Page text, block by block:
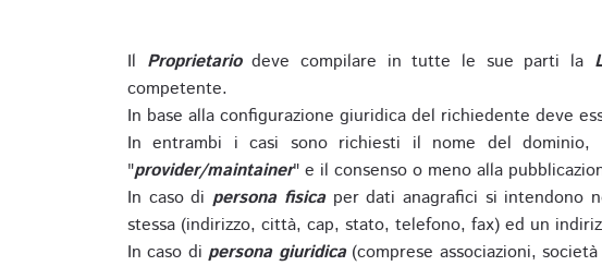
Il Proprietariodeve compilare in tutte le sue parti la
competente.
In base alla configurazione giuridica del richiedente deve
In entrambi i casi sono richiesti il nome del
"provider/maintainer" e il consenso o meno alla
In caso dipersona fisicaper dati anagrafici si intendono
stessa (indirizzo, città, cap, stato, telefono, fax) ed un
In caso dipersona giuridica(comprese associazioni,